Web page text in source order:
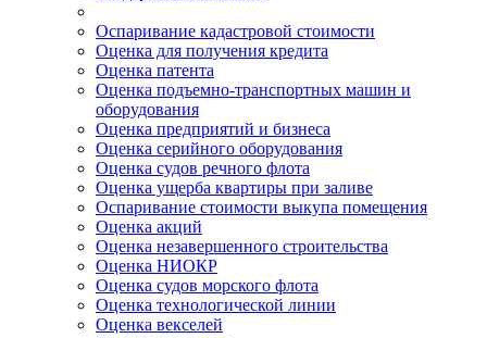
Оспаривание кадастровой стоимости
Оценка для получения кредита
Оценка патента
Оценка подъемно-транспортных машин и
оборудования
Оценка предприятий и бизнеса
Оценка серийного оборудования
Оценка судов речного флота
Оценка ущерба квартиры при заливе
Оспаривание стоимости выкупа помещения
Оценка акций
Оценка незавершенного строительства
Оценка НИОКР
Оценка судов морского флота
Оценка технологической линии
Оценка векселей